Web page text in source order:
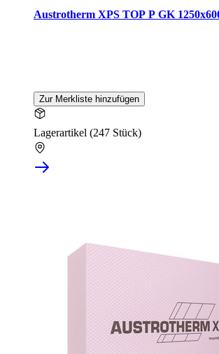
Austrotherm XPS TOP P GK
Zur Merkliste hinzufügen
Lagerartikel (247 Stück)